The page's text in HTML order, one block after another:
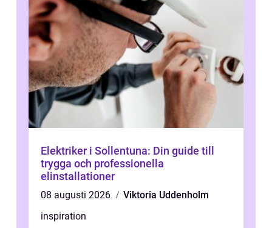
Elektriker i Sollentuna: Din guide till
trygga och professionella
elinstallationer
08 augusti 2026
Viktoria Uddenholm
inspiration